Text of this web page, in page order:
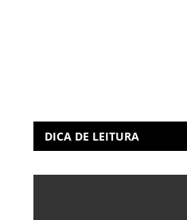
DICA DE LEITURA